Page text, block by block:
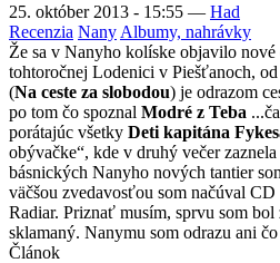
25. október 2013 - 15:55 — Had
Recenzia Nany Albumy, nahrávky
Že sa v Nanyho kolíske objavilo nové
tohtoročnej Lodenici v Piešťanoch,
(Na ceste za slobodou) je odrazom
po tom čo spoznal Modré z Teba
porátajúc všetky Deti kapitána
obývačke“, kde v druhý večer
básnických Nanyho nových tantier
väčšou zvedavosťou som načúval
Radiar. Priznať musím, sprvu som bol
sklamaný. Nanymu som odrazu ani
Článok